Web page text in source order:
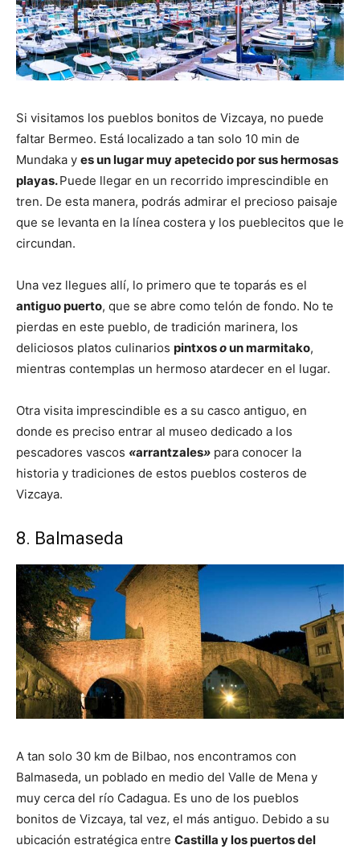
Si visitamos los pueblos bonitos de Vizcaya, no puede
faltar Bermeo. Está localizado a tan solo 10 min de
Mundaka y es un lugar muy apetecido por sus hermosas
playas.Puede llegar en un recorrido imprescindible en
tren. De esta manera, podrás admirar el precioso paisaje
que se levanta en la línea costera y los pueblecitos que le
circundan.
Una vez llegues allí, lo primero que te toparás es el
antiguo puerto, que se abre como telón de fondo. No te
pierdas en este pueblo, de tradición marinera, los
deliciosos platos culinarios pintxosoun marmitako,
mientras contemplas un hermoso atardecer en el lugar.
Otra visita imprescindible es a su casco antiguo, en
donde es preciso entrar al museo dedicado a los
pescadores vascos «arrantzales» para conocer la
historia y tradiciones de estos pueblos costeros de
Vizcaya.
8. Balmaseda
A tan solo 30 km de Bilbao, nos encontramos con
Balmaseda, un poblado en medio del Valle de Mena y
muy cerca del río Cadagua. Es uno de los pueblos
bonitos de Vizcaya, tal vez, el más antiguo. Debido a su
ubicación estratégica entre Castilla y los puertos del